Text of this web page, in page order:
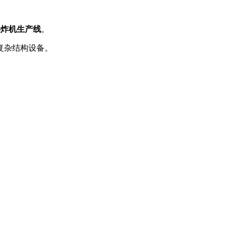
机生产线。
结构设备。